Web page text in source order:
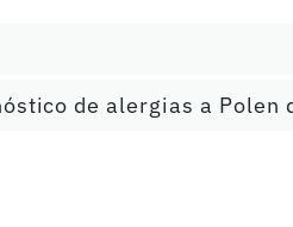
de alergias a Polen